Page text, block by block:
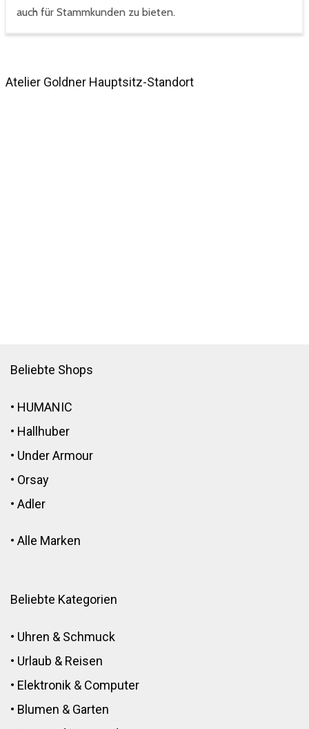
auch für Stammkunden zu bieten.
Atelier Goldner Hauptsitz-Standort
Beliebte Shops
• HUMANIC
• Hallhuber
• Under Armour
• Orsay
• Adler
• Alle Marken
Beliebte Kategorien
• Uhren & Schmuck
• Urlaub & Reisen
• Elektronik & Computer
• Blumen & Garten